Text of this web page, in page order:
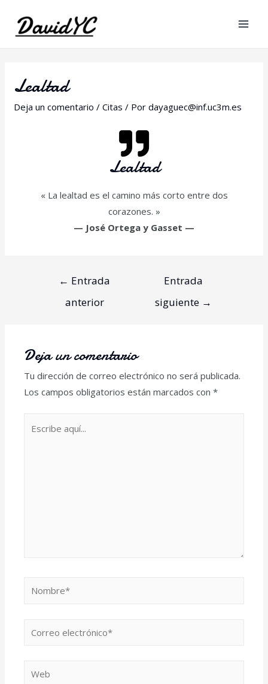
Lealtad
Deja un comentario /Citas / Pordayaguec@inf.uc3m.es
Lealtad
« La lealtad es el camino más corto entre dos
corazones. »
— José Ortega y Gasset —
← Entrada
anterior
Entrada
siguiente →
Deja un comentario
Tu dirección de correo electrónico no será publicada.
Los campos obligatorios están marcados con*